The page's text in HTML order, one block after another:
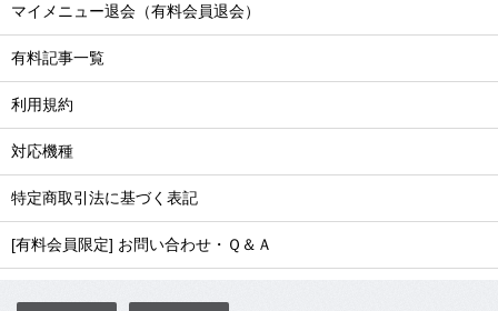
マイメニュー退会（有料会員退会）
有料記事一覧
利用規約
対応機種
特定商取引法に基づく表記
[有料会員限定] お問い合わせ・Ｑ＆Ａ